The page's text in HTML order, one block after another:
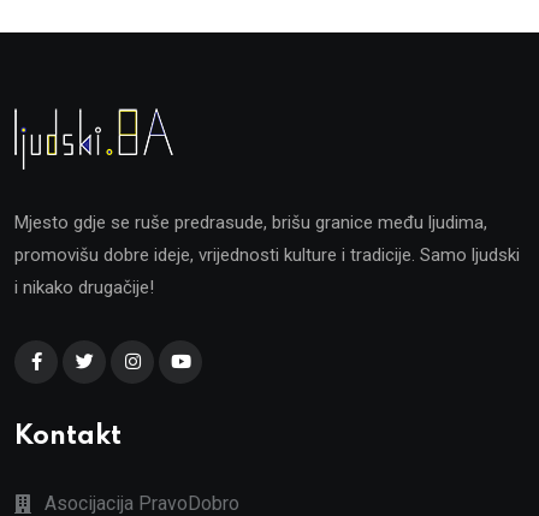
Mjesto gdje se ruše predrasude, brišu granice među ljudima,
promovišu dobre ideje, vrijednosti kulture i tradicije. Samo ljudski
i nikako drugačije!
Kontakt
Asocijacija PravoDobro